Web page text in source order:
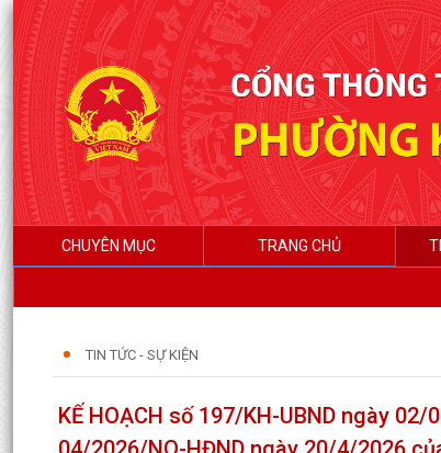
CHUYÊN MỤC TRANG CHỦ
TIN TỨC - SỰ KIỆN
KẾ HOẠCH số 197/KH-UBND ngày